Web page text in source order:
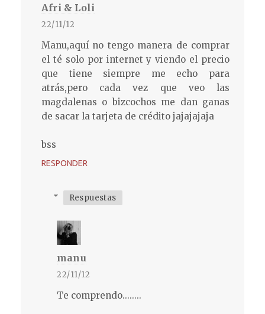
Afri & Loli
22/11/12
Manu,aquí no tengo manera de comprar
el té solo por internet y viendo el precio
que tiene siempre me echo para
atrás,pero cada vez que veo las
magdalenas o bizcochos me dan ganas
de sacar la tarjeta de crédito jajajajaja
bss
RESPONDER
Respuestas
manu
22/11/12
Te comprendo........